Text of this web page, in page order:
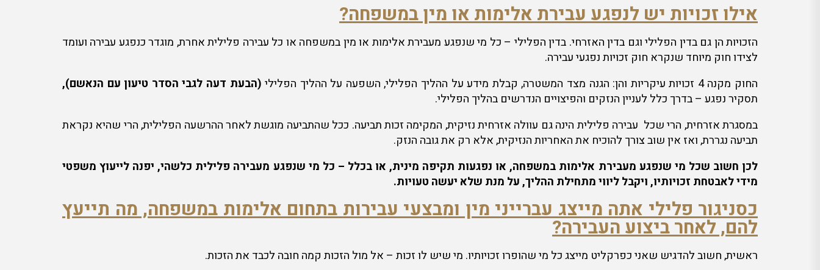
אילו זכויות יש לנפגע עבירת אלימות או מין במשפחה?
הזכויות הן גם בדין הפלילי וגם בדין האזרחי. בדין הפלילי – כל מי שנפגע מעבירת אלימות או מין במשפחה או כל עבירה פלילית אחרת, מוגדר כנפגע עבירה ועומד
לצידו חוק מיוחד שנקרא חוק זכויות נפגעי עבירה.
החוק מקנה 4 זכויות עיקריות והן: הגנה מצד המשטרה, קבלת מידע על ההליך הפלילי, השפעה על ההליך הפלילי
(הבעת דעה לגבי הסדר טיעון עם הנאשם),
תסקיר נפגע – בדרך כלל לעניין הנזקים והפיצויים הנדרשים בהליך הפלילי.
במסגרת אזרחית, הרי שכל עבירה פלילית הינה גם עוולה אזרחית נזיקית, המקימה זכות תביעה. ככל שהתביעה מוגשת לאחר ההרשעה הפלילית, הרי שהיא נקראת
תביעה נגררת, ואז אין שוב צורך להוכיח את האחריות הנזיקית, אלא רק את גובה הנזק.
לכן חשוב שכל מי שנפגע מעבירת אלימות במשפחה, או נפגעות תקיפה מינית, או בכלל – כל מי שנפגע מעבירה פלילית כלשהי, יפנה לייעוץ משפטי
מידי לאבטחת זכויותיו, ויקבל ליווי מתחילת ההליך, על מנת שלא יעשה טעויות.
כסניגור פלילי אתה מייצג עברייני מין ומבצעי עבירות בתחום אלימות במשפחה, מה תייעץ
להם, לאחר ביצוע העבירה?
ראשית, חשוב להדגיש שאני כפרקליט מייצג כל מי שהופרו זכויותיו. מי שיש לו זכות – אל מול הזכות קמה חובה לכבד את הזכות.